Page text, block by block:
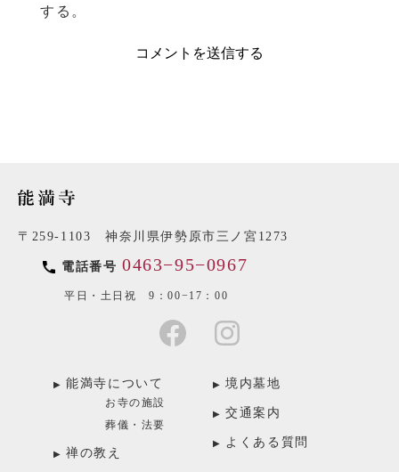
する。
〒259-1103 神奈川県伊勢原市三ノ宮1273
電話番号 0463−95−0967
平日・土日祝 9：00−17：00
能満寺について
お寺の施設
葬儀・法要
禅の教え
境内墓地
交通案内
よくある質問